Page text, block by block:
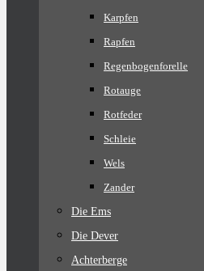
Karpfen
Rapfen
Regenbogenforelle
Rotauge
Rotfeder
Schleie
Wels
Zander
Die Ems
Die Dever
Achterberge